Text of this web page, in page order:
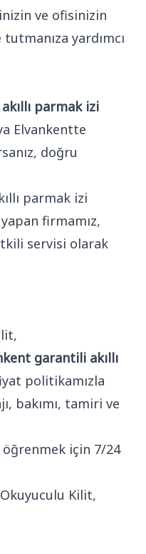
ve ofisinizin
yardımcı
parmak izi
Elvankentte
doğru
parmak izi
firmamız,
servisi olarak
garantili akıllı
politikamızla
bakımı, tamiri ve
öğrenmek için 7/24
Kilit,